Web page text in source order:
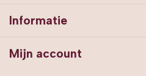
Informatie
Mijn account